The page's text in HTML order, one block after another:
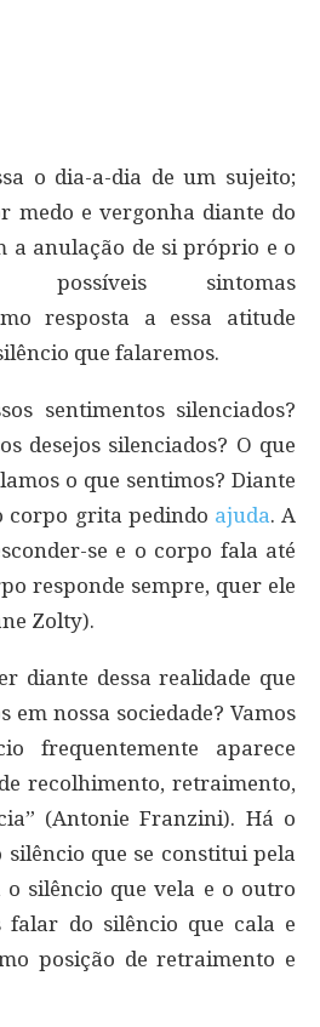
o dia-a-dia de um sujeito;
medo e vergonha diante do
a anulação de si próprio e o
possíveis sintomas
resposta a essa atitude
que falaremos.
sentimentos silenciados?
desejos silenciados? O que
o que sentimos? Diante
corpo grita pedindo ajuda. A
se e o corpo fala até
responde sempre, quer ele
Zolty).
diante dessa realidade que
em nossa sociedade? Vamos
frequentemente aparece
recolhimento, retraimento,
(Antonie Franzini). Há o
silêncio que se constitui pela
silêncio que vela e o outro
falar do silêncio que cala e
posição de retraimento e